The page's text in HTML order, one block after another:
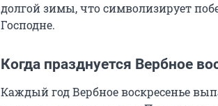
долгой зимы, что символизирует
Господне.
Когда празднуется Вербное
Каждый год Вербное воскресенье